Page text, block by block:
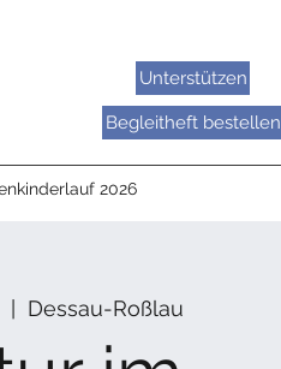
Unterstützen
Begleitheft bestellen
2026
|
Dessau-Roßlau